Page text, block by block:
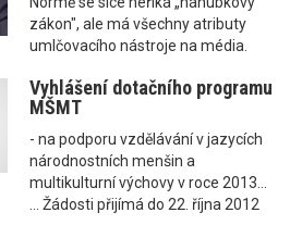
zákon", ale má všechny atributy
umlčovacího nástroje na média.
Vyhlášení dotačního programu
MŠMT
- na podporu vzdělávání v jazycích
národnostních menšin a
multikulturní výchovy v roce 2013...
... Žádosti přijímá do 22. října 2012